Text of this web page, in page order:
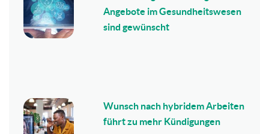
Angebote im Gesundheitswesen
sind gewünscht
Wunsch nach hybridem Arbeiten
führt zu mehr Kündigungen